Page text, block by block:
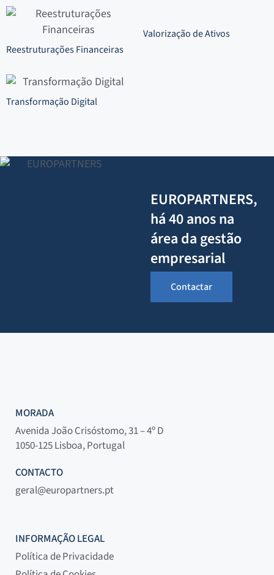
Reestruturações Financeiras
Valorização de Ativos
Transformação Digital
EUROPARTNERS,
há 40 anos na
área da gestão
empresarial
Contactar
MORADA
Avenida João Crisóstomo, 31 – 4º D
1050-125 Lisboa, Portugal
CONTACTO
geral@europartners.pt
INFORMAÇÃO LEGAL
Política de Privacidade